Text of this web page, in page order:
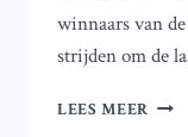
winnaars van
strijden om de
LEES MEER REAL